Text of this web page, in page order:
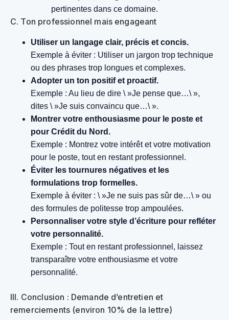
pertinentes dans ce domaine.
C. Ton professionnel mais engageant
Utiliser un langage clair, précis et concis.
Exemple à éviter : Utiliser un jargon trop technique
ou des phrases trop longues et complexes.
Adopter un ton positif et proactif.
Exemple : Au lieu de dire \ »Je pense que…\ »,
dites \ »Je suis convaincu que…\ ».
Montrer votre enthousiasme pour le poste et
pour Crédit du Nord.
Exemple : Montrez votre intérêt et votre motivation
pour le poste, tout en restant professionnel.
Éviter les tournures négatives et les
formulations trop formelles.
Exemple à éviter : \ »Je ne suis pas sûr de…\ » ou
des formules de politesse trop ampoulées.
Personnaliser votre style d’écriture pour refléter
votre personnalité.
Exemple : Tout en restant professionnel, laissez
transparaître votre enthousiasme et votre
personnalité.
III. Conclusion : Demande d’entretien et
remerciements (environ 10% de la lettre)